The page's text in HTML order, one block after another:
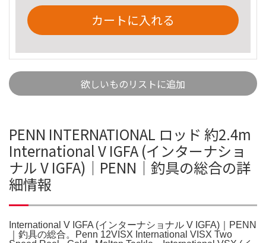
カートに入れる
欲しいものリストに追加
PENN INTERNATIONAL ロッド 約2.4m
International V IGFA (インターナショ
ナル V IGFA)｜PENN｜釣具の総合の詳
細情報
International V IGFA (インターナショナル V IGFA)｜PENN
｜釣具の総合。Penn 12VISX International VISX Two